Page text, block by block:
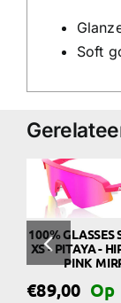
Soft
100% GLASSES
XS - PITAYA -
PINK
€89,00